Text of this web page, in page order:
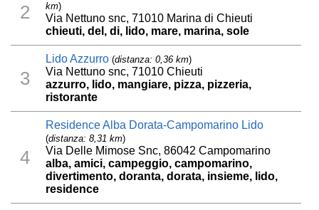
2
km)
Via Nettuno snc, 71010 Marina di Chieuti
chieuti, del, di, lido, mare, marina, sole
3
Lido Azzurro (distanza: 0,36 km)
Via Nettuno snc, 71010 Chieuti
azzurro, lido, mangiare, pizza, pizzeria,
ristorante
4
Residence Alba Dorata-Campomarino Lido
(distanza: 8,31 km)
Via Delle Mimose Snc, 86042 Campomarino
alba, amici, campeggio, campomarino,
divertimento, doranta, dorata, insieme, lido,
residence